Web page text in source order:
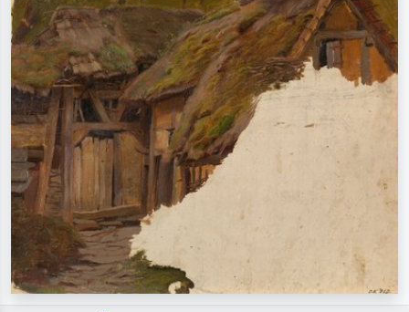
impressionnisme, vague de Hokusai,
nu.
tableau sombre, nu debout près d'un
arbre.